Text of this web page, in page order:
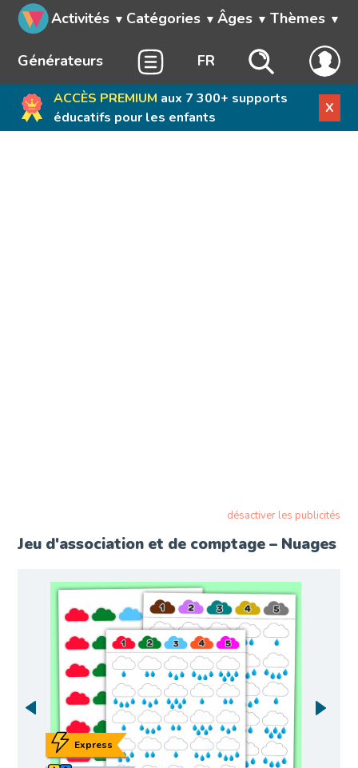
Activités Catégories Âges Thèmes
Générateurs FR
ACCÈS PREMIUM aux 7 300+ supports
éducatifs pour les enfants
X
désactiver les publicités
Jeu d'association et de comptage – Nuages
Express